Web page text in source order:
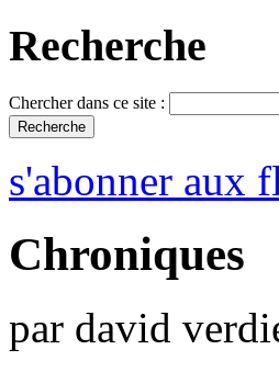
Recherche
Chercher dans ce site :
s'abonner aux
Chroniques
par david